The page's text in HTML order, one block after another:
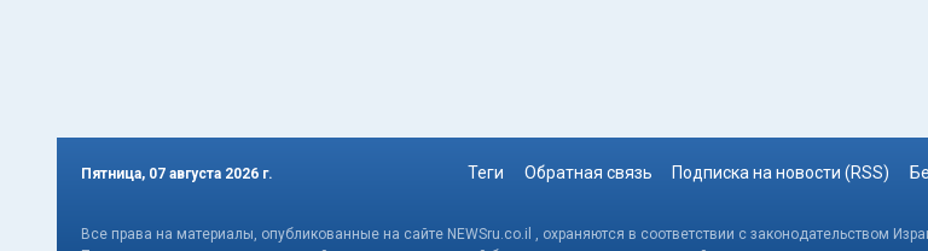
Пятница, 07 августа 2026 г. Теги Обратная связь Подписка на новости (RSS)
Все права на материалы, опубликованные на сайте NEWSru.co.il , охраняются в соответствии с законодательством